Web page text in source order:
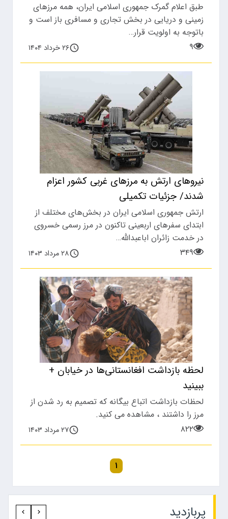
طبق اعلام گمرک جمهوری اسلامی ایران، همه مرزهای
زمینی و دریایی در بخش تجاری و مسافری باز است و
باتوجه به اولویت قرار…
۹
۲۶ خرداد ۱۴۰۴
نیروهای ارتش به مرزهای غربی کشور اعزام
شدند/ جزئیات تکمیلی
ارتش جمهوری اسلامی ایران در بخش‌های مختلف از
ابتدای سفر‌های اربعینی تاکنون در مرز رسمی خسروی
در خدمت زائران اباعبدالله…
۳۴۹
۲۸ مرداد ۱۴۰۳
لحظه بازداشت افغانستانی‌ها در خیابان +
ببینید
لحظات بازداشت اتباع بیگانه که تصمیم به رد شدن از
مرز را داشتند ، مشاهده می کنید.
۸۲۲
۲۷ مرداد ۱۴۰۳
۱
پربازدید‍